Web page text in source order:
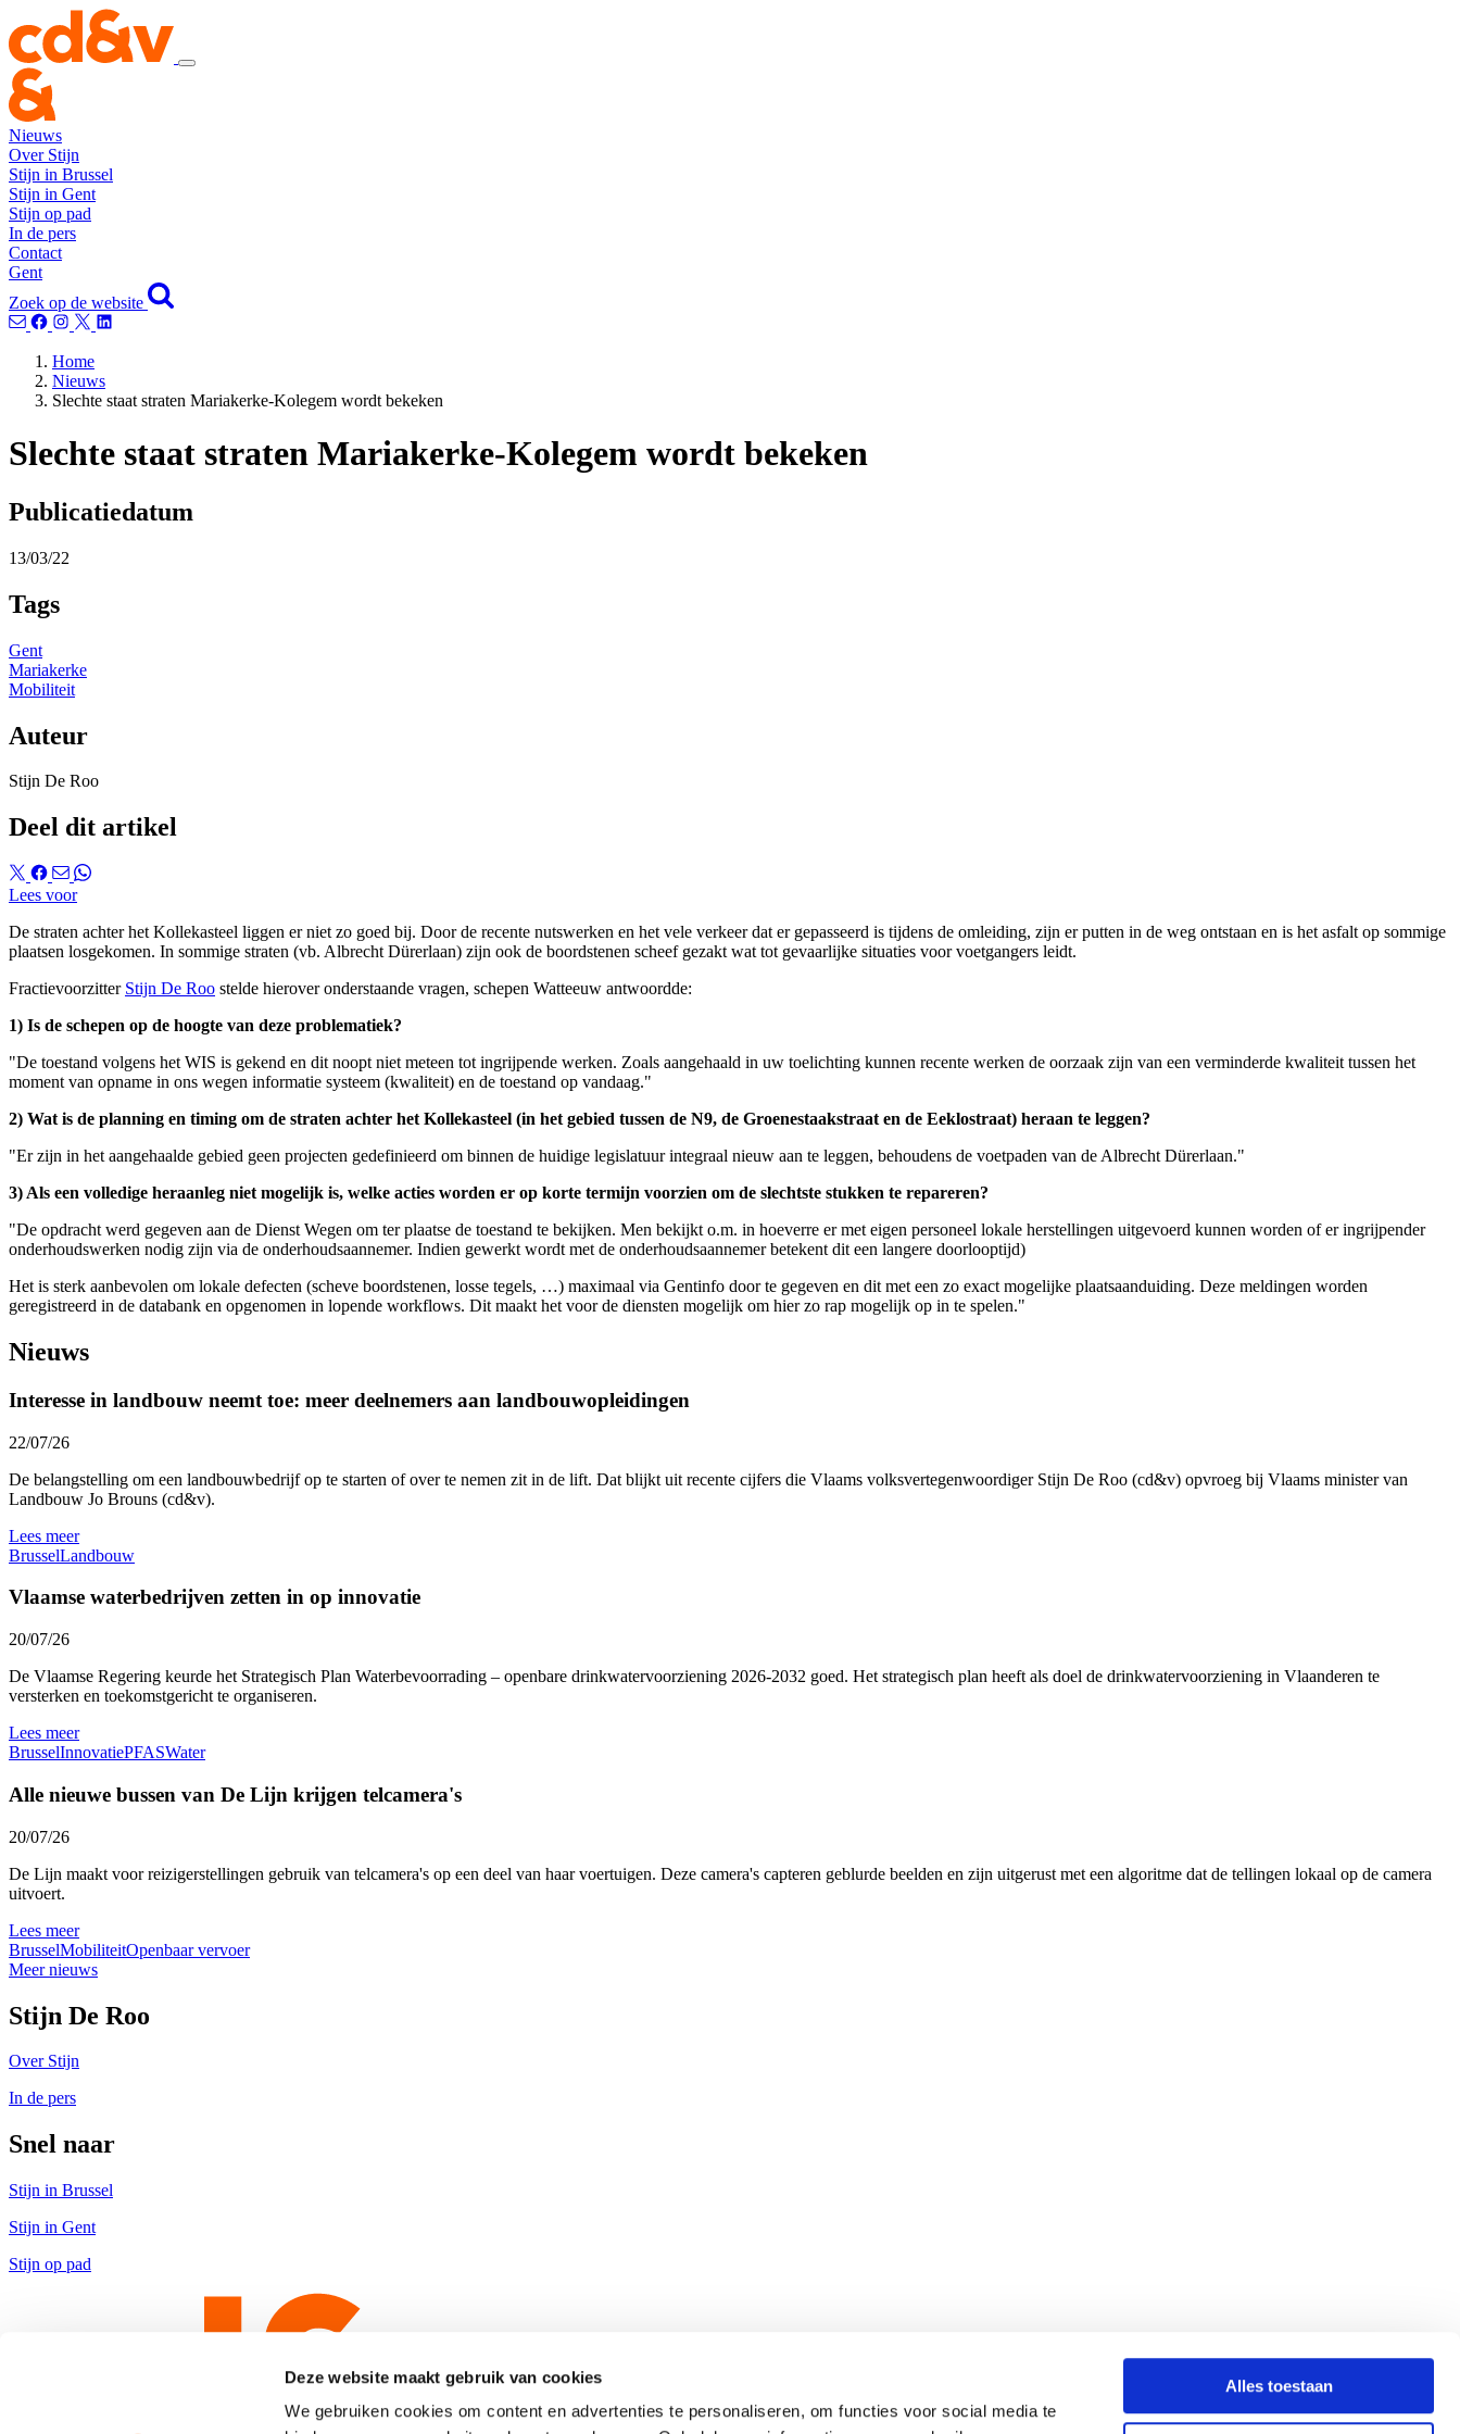
Deze website maakt gebruik van cookies
We gebruiken cookies om content en advertenties te personaliseren, om functies voor social media te
Alles toestaan
Nieuws
Over Stijn
Stijn in Brussel
Stijn in Gent
Stijn op pad
In de pers
Contact
Gent
Zoek op de website
Home
Nieuws
Slechte staat straten Mariakerke-Kolegem wordt bekeken
Slechte staat straten Mariakerke-Kolegem wordt bekeken
Publicatiedatum
13/03/22
Tags
Gent
Mariakerke
Mobiliteit
Auteur
Stijn De Roo
Deel dit artikel
Lees voor
De straten achter het Kollekasteel liggen er niet zo goed bij. Door de recente nutswerken en het vele verkeer dat er gepasseerd is tijdens de omleiding, zijn er putten in de weg ontstaan en is het asfalt op sommige
plaatsen losgekomen. In sommige straten (vb. Albrecht Dürerlaan) zijn ook de boordstenen scheef gezakt wat tot gevaarlijke situaties voor voetgangers leidt.
Fractievoorzitter Stijn De Roo stelde hierover onderstaande vragen, schepen Watteeuw antwoordde:
1) Is de schepen op de hoogte van deze problematiek?
"De toestand volgens het WIS is gekend en dit noopt niet meteen tot ingrijpende werken. Zoals aangehaald in uw toelichting kunnen recente werken de oorzaak zijn van een verminderde kwaliteit tussen het
moment van opname in ons wegen informatie systeem (kwaliteit) en de toestand op vandaag."
2) Wat is de planning en timing om de straten achter het Kollekasteel (in het gebied tussen de N9, de Groenestaakstraat en de Eeklostraat) heraan te leggen?
"Er zijn in het aangehaalde gebied geen projecten gedefinieerd om binnen de huidige legislatuur integraal nieuw aan te leggen, behoudens de voetpaden van de Albrecht Dürerlaan."
3) Als een volledige heraanleg niet mogelijk is, welke acties worden er op korte termijn voorzien om de slechtste stukken te repareren?
"De opdracht werd gegeven aan de Dienst Wegen om ter plaatse de toestand te bekijken. Men bekijkt o.m. in hoeverre er met eigen personeel lokale herstellingen uitgevoerd kunnen worden of er ingrijpender
onderhoudswerken nodig zijn via de onderhoudsaannemer. Indien gewerkt wordt met de onderhoudsaannemer betekent dit een langere doorlooptijd)
Het is sterk aanbevolen om lokale defecten (scheve boordstenen, losse tegels, …) maximaal via Gentinfo door te gegeven en dit met een zo exact mogelijke plaatsaanduiding. Deze meldingen worden
geregistreerd in de databank en opgenomen in lopende workflows. Dit maakt het voor de diensten mogelijk om hier zo rap mogelijk op in te spelen."
Nieuws
Interesse in landbouw neemt toe: meer deelnemers aan landbouwopleidingen
22/07/26
De belangstelling om een landbouwbedrijf op te starten of over te nemen zit in de lift. Dat blijkt uit recente cijfers die Vlaams volksvertegenwoordiger Stijn De Roo (cd&v) opvroeg bij Vlaams minister van
Landbouw Jo Brouns (cd&v).
Lees meer
BrusselLandbouw
Vlaamse waterbedrijven zetten in op innovatie
20/07/26
De Vlaamse Regering keurde het Strategisch Plan Waterbevoorrading – openbare drinkwatervoorziening 2026-2032 goed. Het strategisch plan heeft als doel de drinkwatervoorziening in Vlaanderen te
versterken en toekomstgericht te organiseren.
Lees meer
BrusselInnovatiePFASWater
Alle nieuwe bussen van De Lijn krijgen telcamera's
20/07/26
De Lijn maakt voor reizigerstellingen gebruik van telcamera's op een deel van haar voertuigen. Deze camera's capteren geblurde beelden en zijn uitgerust met een algoritme dat de tellingen lokaal op de camera
uitvoert.
Lees meer
BrusselMobiliteitOpenbaar vervoer
Meer nieuws
Stijn De Roo
Over Stijn
In de pers
Snel naar
Stijn in Brussel
Stijn in Gent
Stijn op pad